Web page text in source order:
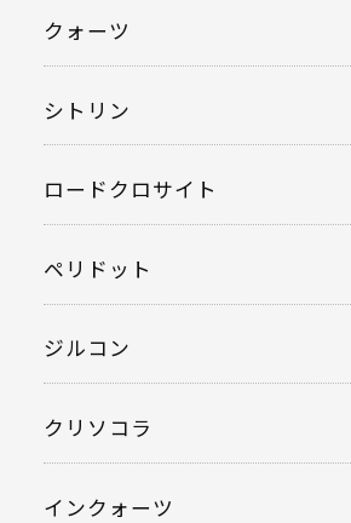
クォーツ
シトリン
ロードクロサイト
ペリドット
ジルコン
クリソコラ
インクォーツ